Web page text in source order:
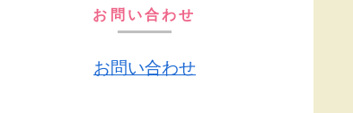
お問い合わせ
お問い合わせ